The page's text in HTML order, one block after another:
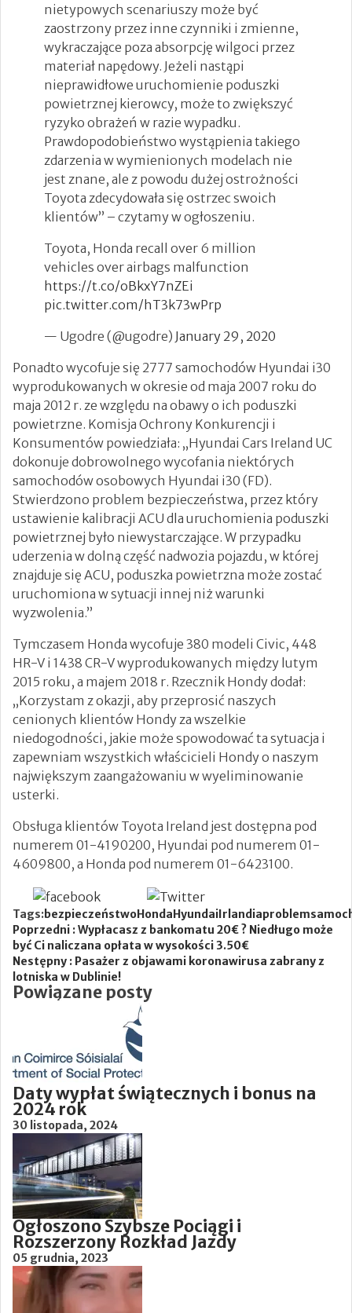
nietypowych scenariuszy może być
zaostrzony przez inne czynniki i zmienne,
wykraczające poza absorpcję wilgoci przez
materiał napędowy. Jeżeli nastąpi
nieprawidłowe uruchomienie poduszki
powietrznej kierowcy, może to zwiększyć
ryzyko obrażeń w razie wypadku.
Prawdopodobieństwo wystąpienia takiego
zdarzenia w wymienionych modelach nie
jest znane, ale z powodu dużej ostrożności
Toyota zdecydowała się ostrzec swoich
klientów” – czytamy w ogłoszeniu.
Toyota, Honda recall over 6 million
vehicles over airbags malfunction
https://t.co/oBkxY7nZEi
pic.twitter.com/hT3k73wPrp
— Ugodre (@ugodre) January 29, 2020
Ponadto wycofuje się 2777 samochodów Hyundai i30
wyprodukowanych w okresie od maja 2007 roku do
maja 2012 r. ze względu na obawy o ich poduszki
powietrzne. Komisja Ochrony Konkurencji i
Konsumentów powiedziała: „Hyundai Cars Ireland UC
dokonuje dobrowolnego wycofania niektórych
samochodów osobowych Hyundai i30 (FD).
Stwierdzono problem bezpieczeństwa, przez który
ustawienie kalibracji ACU dla uruchomienia poduszki
powietrznej było niewystarczające. W przypadku
uderzenia w dolną część nadwozia pojazdu, w której
znajduje się ACU, poduszka powietrzna może zostać
uruchomiona w sytuacji innej niż warunki
wyzwolenia.”
Tymczasem Honda wycofuje 380 modeli Civic, 448
HR-V i 1438 CR-V wyprodukowanych między lutym
2015 roku, a majem 2018 r. Rzecznik Hondy dodał:
„Korzystam z okazji, aby przeprosić naszych
cenionych klientów Hondy za wszelkie
niedogodności, jakie może spowodować ta sytuacja i
zapewniam wszystkich właścicieli Hondy o naszym
największym zaangażowaniu w wyeliminowanie
usterki.
Obsługa klientów Toyota Ireland jest dostępna pod
numerem 01-4190200, Hyundai pod numerem 01-
4609800, a Honda pod numerem 01-6423100.
Tags:bezpieczeństwoHonda Hyundai Irlandiaproblem
Poprzedni :Wypłacasz z bankomatu 20€ ? Niedługo może
być Ci naliczana opłata w wysokości 3.50€
Nestępny : Pasażer z objawami koronawirusa zabrany z
lotniska w Dublinie!
Powiązane posty
Daty wypłat świątecznych i bonus na
2024 rok
30 listopada, 2024
Ogłoszono Szybsze Pociągi i
Rozszerzony Rozkład Jazdy
05 grudnia, 2023